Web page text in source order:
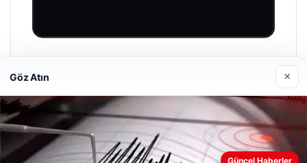
29/04/2026
Göz Atın ×
Güncel Haberler